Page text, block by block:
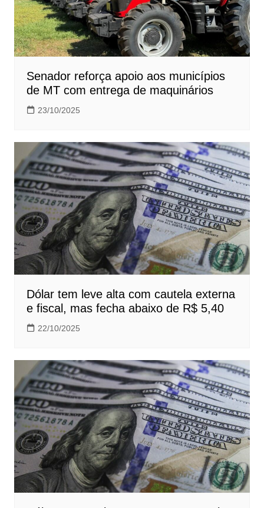
Senador reforça apoio aos municípios
de MT com entrega de maquinários
23/10/2025
Dólar tem leve alta com cautela externa
e fiscal, mas fecha abaixo de R$ 5,40
22/10/2025